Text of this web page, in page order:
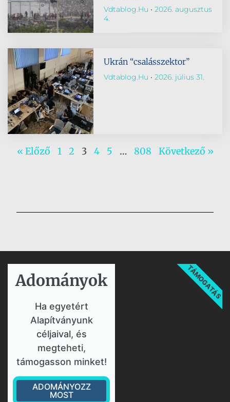
Vdtablog.hu
2026. augusztus
4.
Ukrán “csalásszektor”
Vdtablog.hu 2026. július 31.
« Előző 1 2 3 4 5 … 808 Következő »
Adományok​
Ha egyetért
Alapítványunk
céljaival, és
megteheti,
támogasson minket!
ADOMÁNYOZZ
MOST
TÁMOGATÁS